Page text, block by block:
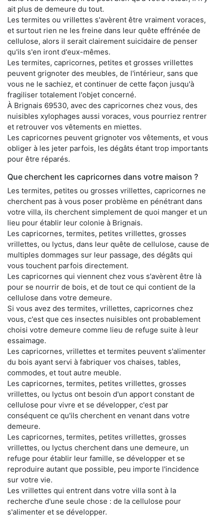
ait plus de demeure du tout.
Les termites ou vrillettes s'avèrent être vraiment voraces,
et surtout rien ne les freine dans leur quête effrénée de
cellulose, alors il serait clairement suicidaire de penser
qu'ils s'en iront d'eux-mêmes.
Les termites, capricornes, petites et grosses vrillettes
peuvent grignoter des meubles, de l'intérieur, sans que
vous ne le sachiez, et continuer de cette façon jusqu'à
fragiliser totalement l'objet concerné.
À Brignais 69530, avec des capricornes chez vous, des
nuisibles xylophages aussi voraces, vous pourriez rentrer
et retrouver vos vêtements en miettes.
Les capricornes peuvent grignoter vos vêtements, et vous
obliger à les jeter parfois, les dégâts étant trop importants
pour être réparés.
Que cherchent les capricornes dans votre maison ?
Les termites, petites ou grosses vrillettes, capricornes ne
cherchent pas à vous poser problème en pénétrant dans
votre villa, ils cherchent simplement de quoi manger et un
lieu pour établir leur colonie à Brignais.
Les capricornes, termites, petites vrillettes, grosses
vrillettes, ou lyctus, dans leur quête de cellulose, cause de
multiples dommages sur leur passage, des dégâts qui
vous touchent parfois directement.
Les capricornes qui viennent chez vous s'avèrent être là
pour se nourrir de bois, et de tout ce qui contient de la
cellulose dans votre demeure.
Si vous avez des termites, vrillettes, capricornes chez
vous, c'est que ces insectes nuisibles ont probablement
choisi votre demeure comme lieu de refuge suite à leur
essaimage.
Les capricornes, vrillettes et termites peuvent s'alimenter
du bois ayant servi à fabriquer vos chaises, tables,
commodes, et tout autre meuble.
Les capricornes, termites, petites vrillettes, grosses
vrillettes, ou lyctus ont besoin d'un apport constant de
cellulose pour vivre et se développer, c'est par
conséquent ce qu'ils cherchent en venant dans votre
demeure.
Les capricornes, termites, petites vrillettes, grosses
vrillettes, ou lyctus cherchent dans une demeure, un
refuge pour établir leur famille, se développer et se
reproduire autant que possible, peu importe l'incidence
sur votre vie.
Les vrillettes qui entrent dans votre villa sont à la
recherche d'une seule chose : de la cellulose pour
s'alimenter et se développer.